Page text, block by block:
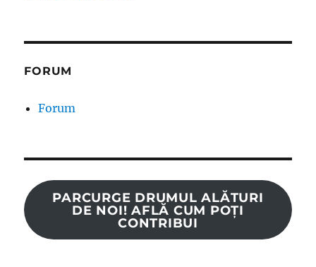
FORUM
Forum
PARCURGE DRUMUL ALĂTURI
DE NOI! AFLĂ CUM POȚI
CONTRIBUI